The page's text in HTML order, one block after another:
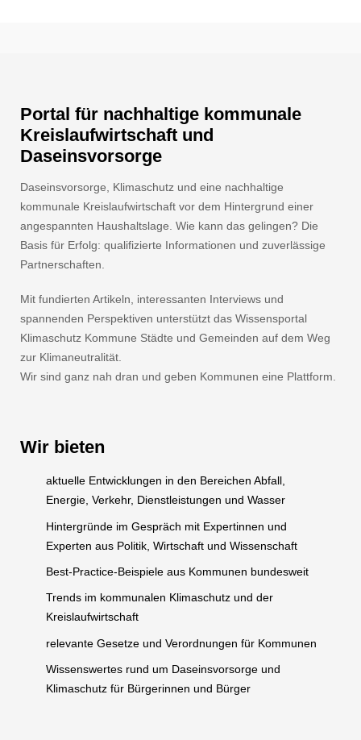
Portal für nachhaltige kommunale
Kreislaufwirtschaft und
Daseinsvorsorge
Daseinsvorsorge, Klimaschutz und eine nachhaltige
kommunale Kreislaufwirtschaft vor dem Hintergrund einer
angespannten Haushaltslage. Wie kann das gelingen? Die
Basis für Erfolg: qualifizierte Informationen und zuverlässige
Partnerschaften.
Mit fundierten Artikeln, interessanten Interviews und
spannenden Perspektiven unterstützt das Wissensportal
Klimaschutz Kommune Städte und Gemeinden auf dem Weg
zur Klimaneutralität.
Wir sind ganz nah dran und geben Kommunen eine Plattform.
Wir bieten
aktuelle Entwicklungen in den Bereichen Abfall,
Energie, Verkehr, Dienstleistungen und Wasser
Hintergründe im Gespräch mit Expertinnen und
Experten aus Politik, Wirtschaft und Wissenschaft
Best-Practice-Beispiele aus Kommunen bundesweit
Trends im kommunalen Klimaschutz und der
Kreislaufwirtschaft
relevante Gesetze und Verordnungen für Kommunen
Wissenswertes rund um Daseinsvorsorge und
Klimaschutz für Bürgerinnen und Bürger